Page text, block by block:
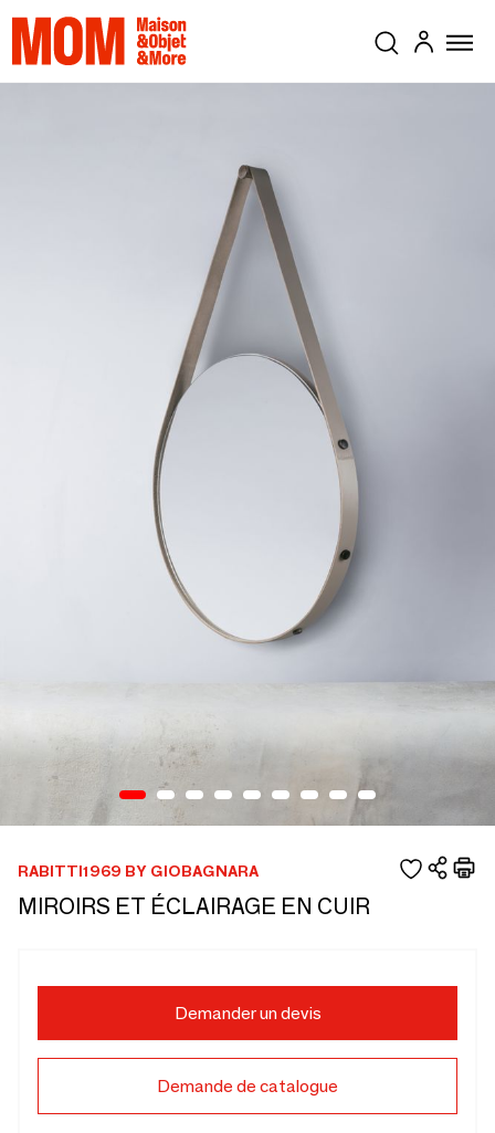
RABITTI1969 BY GIOBAGNARA
MIROIRS ET ÉCLAIRAGE EN CUIR
Demander un devis
Demande de catalogue